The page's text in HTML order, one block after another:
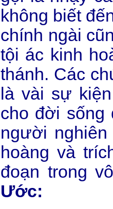
không biết
chính ngài
tội ác kinh
thánh. Các
là vài sự
cho đời sống
người
hoàng và
đoạn trong
Ước: